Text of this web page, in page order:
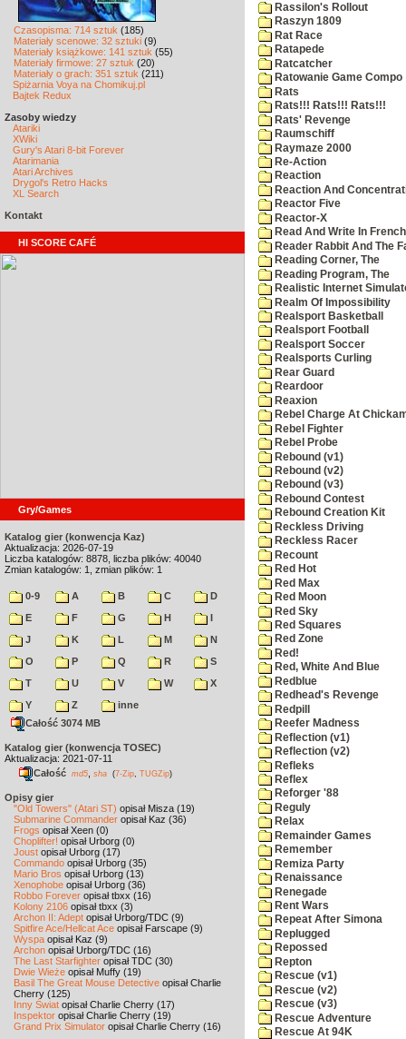
Czasopisma: 714 sztuk (185)
Materiały scenowe: 32 sztuki (9)
Materiały książkowe: 141 sztuk (55)
Materiały firmowe: 27 sztuk (20)
Materiały o grach: 351 sztuk (211)
Spiżarnia Voya na Chomikuj.pl
Bajtek Redux
Zasoby wiedzy
Atariki
XWiki
Gury's Atari 8-bit Forever
Atarimania
Atari Archives
Drygol's Retro Hacks
XL Search
Kontakt
HI SCORE CAFÉ
Gry/Games
Katalog gier (konwencja Kaz)
Aktualizacja: 2026-07-19
Liczba katalogów: 8878, liczba plików: 40040
Zmian katalogów: 1, zmian plików: 1
0-9 A B C
D
E
F G H
I
J
K L M
N
O
P Q R
S
T
U V W
X
Y
Z
inne
Całość 3074 MB
Katalog gier (konwencja TOSEC)
Aktualizacja: 2021-07-11
Całość md5 sha (7-Zip TUGZip)
Opisy gier
"Old Towers" (Atari ST) opisał Misza (19)
Submarine Commander opisał Kaz (36)
Frogs opisał Xeen (0)
Choplifter! opisał Urborg (0)
Joust opisał Urborg (17)
Commando opisał Urborg (35)
Mario Bros opisał Urborg (13)
Xenophobe opisał Urborg (36)
Robbo Forever opisał tbxx (16)
Kolony 2106 opisał tbxx (3)
Archon II: Adept opisał Urborg/TDC (9)
Spitfire Ace/Hellcat Ace opisał Farscape (9)
Wyspa opisał Kaz (9)
Archon opisał Urborg/TDC (16)
The Last Starfighter opisał TDC (30)
Dwie Wieże opisał Muffy (19)
Basil The Great Mouse Detective opisał Charlie
Cherry (125)
Inny Świat opisał Charlie Cherry (17)
Inspektor opisał Charlie Cherry (19)
Grand Prix Simulator opisał Charlie Cherry (16)
Rassilon's Rollout
Raszyn 1809
Rat Race
Ratapede
Ratcatcher
Ratowanie Game Compo
Rats
Rats!!! Rats!!! Rats!!!
Rats' Revenge
Raumschiff
Raymaze 2000
Re-Action
Reaction
Reaction And
Reactor Five
Reactor-X
Read And Write In
Reader Rabbit And The
Reading Corner, The
Reading Program, The
Realistic Internet
Realm Of Impossibility
Realsport Basketball
Realsport Football
Realsport Soccer
Realsports Curling
Rear Guard
Reardoor
Reaxion
Rebel Charge At
Rebel Fighter
Rebel Probe
Rebound (v1)
Rebound (v2)
Rebound (v3)
Rebound Contest
Rebound Creation Kit
Reckless Driving
Reckless Racer
Recount
Red Hot
Red Max
Red Moon
Red Sky
Red Squares
Red Zone
Red!
Red, White And Blue
Redblue
Redhead's Revenge
Redpill
Reefer Madness
Reflection (v1)
Reflection (v2)
Refleks
Reflex
Reforger '88
Reguly
Relax
Remainder Games
Remember
Remiza Party
Renaissance
Renegade
Rent Wars
Repeat After Simona
Replugged
Repossed
Repton
Rescue (v1)
Rescue (v2)
Rescue (v3)
Rescue Adventure
Rescue At 94K